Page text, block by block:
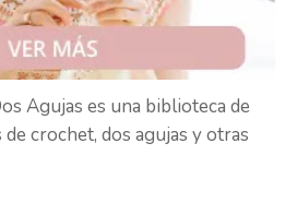
Agujas es una biblioteca de
crochet, dos agujas y otras